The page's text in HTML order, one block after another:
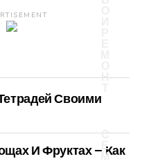
Н
С
Е
М
Своими
И Фруктах — Как